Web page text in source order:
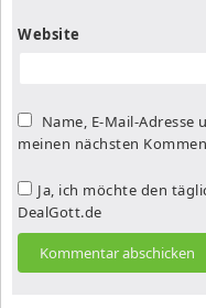
Website
Name, E-Mail-Adresse
meinen nächsten
Ja, ich möchte den
DealGott.de